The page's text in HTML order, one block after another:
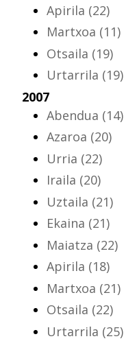
Apirila (22)
Martxoa (11)
Otsaila (19)
Urtarrila (19)
2007
Abendua (14)
Azaroa (20)
Urria (22)
Iraila (20)
Uztaila (21)
Ekaina (21)
Maiatza (22)
Apirila (18)
Martxoa (21)
Otsaila (22)
Urtarrila (25)